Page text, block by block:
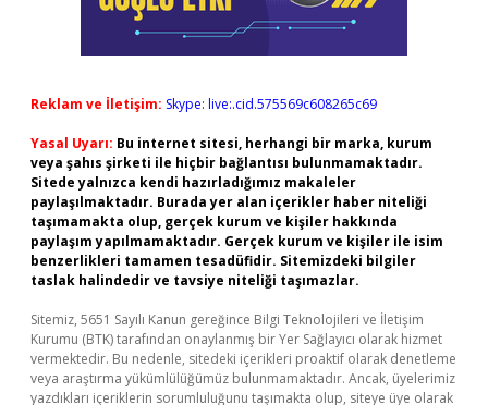
Reklam ve İletişim: Skype: live:.cid.575569c608265c69
Yasal Uyarı: Bu internet sitesi, herhangi bir marka, kurum
veya şahıs şirketi ile hiçbir bağlantısı bulunmamaktadır.
Sitede yalnızca kendi hazırladığımız makaleler
paylaşılmaktadır. Burada yer alan içerikler haber niteliği
taşımamakta olup, gerçek kurum ve kişiler hakkında
paylaşım yapılmamaktadır. Gerçek kurum ve kişiler ile isim
benzerlikleri tamamen tesadüfidir. Sitemizdeki bilgiler
taslak halindedir ve tavsiye niteliği taşımazlar.
Sitemiz, 5651 Sayılı Kanun gereğince Bilgi Teknolojileri ve İletişim
Kurumu (BTK) tarafından onaylanmış bir Yer Sağlayıcı olarak hizmet
vermektedir. Bu nedenle, sitedeki içerikleri proaktif olarak denetleme
veya araştırma yükümlülüğümüz bulunmamaktadır. Ancak, üyelerimiz
yazdıkları içeriklerin sorumluluğunu taşımakta olup, siteye üye olarak